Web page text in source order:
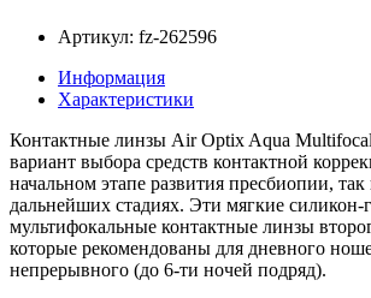
Артикул: fz-262596
Информация
Характеристики
Контактные линзы Air Optix Aqua
вариант выбора средств контактной
начальном этапе развития пресбиопии, так
дальнейших стадиях. Эти мягкие силикон-
мультифокальные контактные линзы
которые рекомендованы для дневного
непрерывного (до 6-ти ночей подряд).